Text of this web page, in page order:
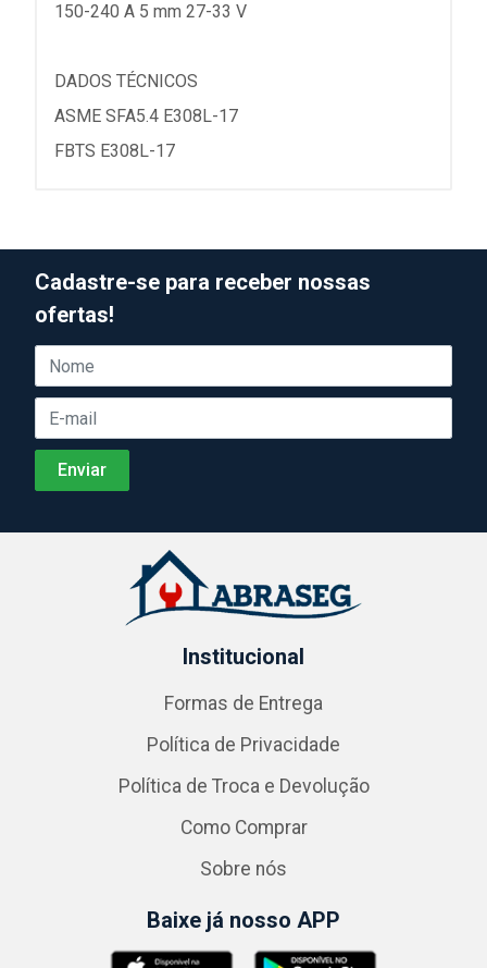
150-240 A 5 mm 27-33 V
DADOS TÉCNICOS
ASME SFA5.4 E308L-17
FBTS E308L-17
Cadastre-se para receber nossas
ofertas!
Institucional
Formas de Entrega
Política de Privacidade
Política de Troca e Devolução
Como Comprar
Sobre nós
Baixe já nosso APP